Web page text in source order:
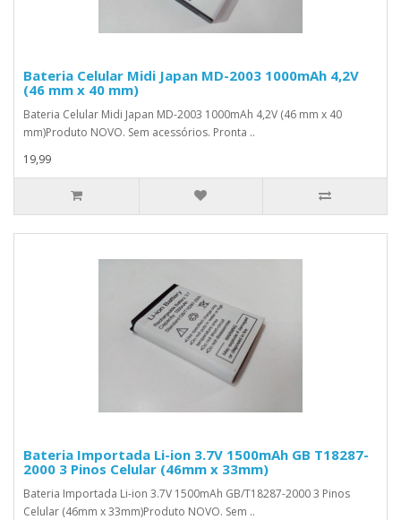
Bateria Celular Midi Japan MD-2003 1000mAh 4,2V
(46 mm x 40 mm)
Bateria Celular Midi Japan MD-2003 1000mAh 4,2V (46 mm x 40
mm)Produto NOVO. Sem acessórios. Pronta ..
19,99
Bateria Importada Li-ion 3.7V 1500mAh GB T18287-
2000 3 Pinos Celular (46mm x 33mm)
Bateria Importada Li-ion 3.7V 1500mAh GB/T18287-2000 3 Pinos
Celular (46mm x 33mm)Produto NOVO. Sem ..